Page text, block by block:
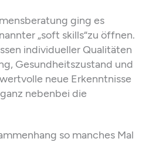
ging es
„soft skills“zu öffnen.
individueller Qualitäten
Gesundheitszustand und
neue Erkenntnisse
nebenbei die
so manches Mal